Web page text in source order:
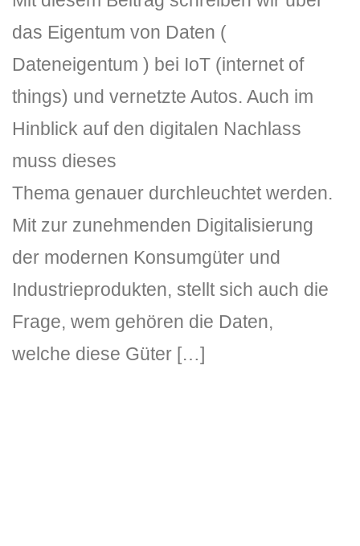
das Eigentum von Daten (
Dateneigentum ) bei IoT (internet of
things) und vernetzte Autos. Auch im
Hinblick auf den digitalen Nachlass
muss dieses
Thema genauer durchleuchtet werden.
Mit zur zunehmenden Digitalisierung
der modernen Konsumgüter und
Industrieprodukten, stellt sich auch die
Frage, wem gehören die Daten,
welche diese Güter […]